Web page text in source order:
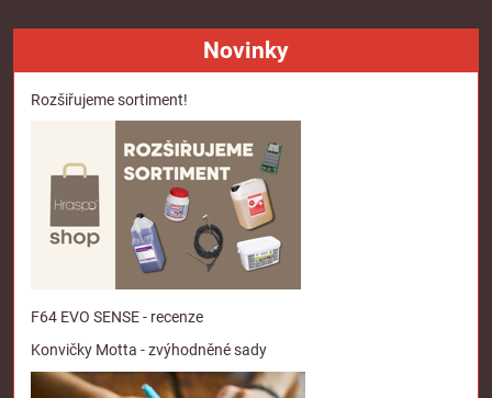
Novinky
Rozšiřujeme sortiment!
F64 EVO SENSE - recenze
Konvičky Motta - zvýhodněné sady